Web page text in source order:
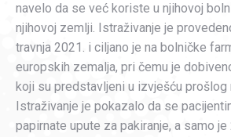
navelo da se već koriste u njihovoj
njihovoj zemlji. Istraživanje je
travnja 2021. i ciljano je na bolničke
europskih zemalja, pri čemu je
koji su predstavljeni u izvješću prošlog
Istraživanje je pokazalo da se
papirnate upute za pakiranje, a samo